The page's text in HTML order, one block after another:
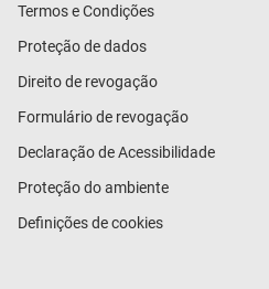
Termos e Condições
Proteção de dados
Direito de revogação
Formulário de revogação
Declaração de Acessibilidade
Proteção do ambiente
Definições de cookies